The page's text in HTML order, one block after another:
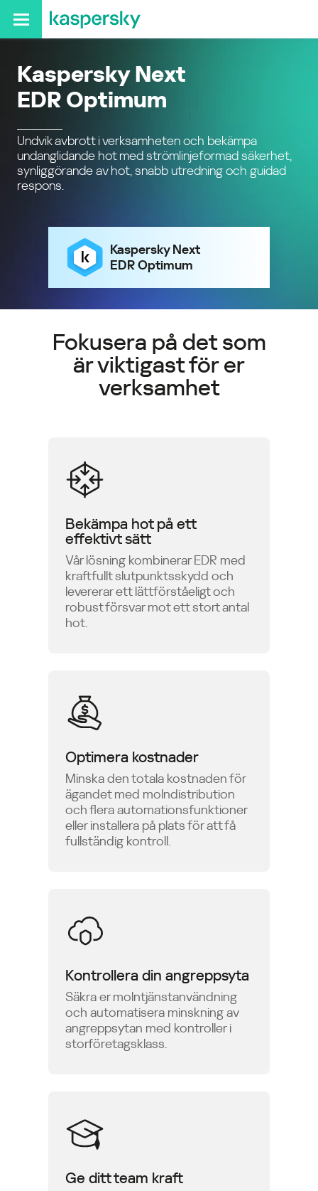
Kaspersky Next
EDR Optimum
Undvik avbrott i verksamheten och bekämpa
undanglidande hot med strömlinjeformad säkerhet,
synliggörande av hot, snabb utredning och guidad
respons.
Kaspersky Next
EDR Optimum
Fokusera på det som
är viktigast för er
verksamhet
Bekämpa hot på ett
effektivt sätt
Vår lösning kombinerar EDR med
kraftfullt slutpunktsskydd och
levererar ett lättförståeligt och
robust försvar mot ett stort antal
hot.
Optimera kostnader
Minska den totala kostnaden för
ägandet med molndistribution
och flera automationsfunktioner
eller installera på plats för att få
fullständig kontroll.
Kontrollera din angreppsyta
Säkra er molntjänstanvändning
och automatisera minskning av
angreppsytan med kontroller i
storföretagsklass.
Ge ditt team kraft